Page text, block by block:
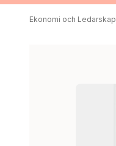
Ekonomi och Ledarskap